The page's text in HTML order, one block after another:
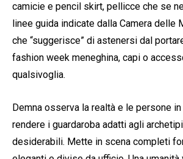
camicie e pencil skirt, pellicce che se
linee guida indicate dalla Camera delle
che “suggerisce” di astenersi dal
fashion week meneghina, capi o
qualsivoglia.
Demna osserva la realtà e le persone
rendere i guardaroba adatti agli
desiderabili. Mette in scena completi